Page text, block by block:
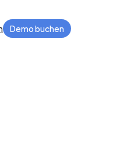
Demo buchen